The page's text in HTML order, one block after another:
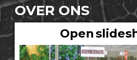
OVER ONS
Open